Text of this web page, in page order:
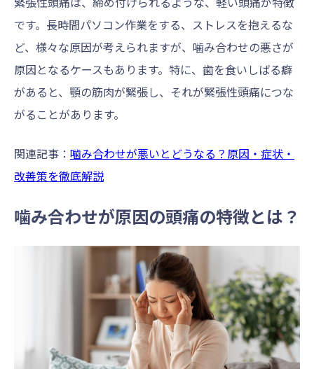
です。長時間パソコン作業をする、ストレスを抱えるな
ど、様々な原因が考えられますが、噛み合わせの悪さが
原因となるケースもあります。特に、歯を食いしばる癖
があると、顎の筋肉が緊張し、それが緊張性頭痛につな
がることがあります。
関連記事： 噛み合わせが悪いとどうなる？原因・症状・
改善策を徹底解説
噛み合わせが原因の頭痛の特徴とは？